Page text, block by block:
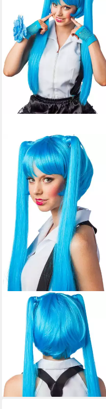
ORLOB
Kostüm-Perücke Manga
Perücke mit langen Zöpfen
Blau Karneval Cosplay Party
Anime, Manga Perücke
8,95 € UVP19,99 €
-55%
lieferbar - in 4-5 Werktagen bei dir